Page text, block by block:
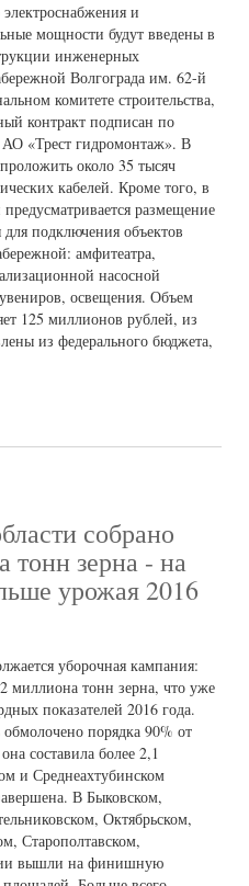
и
мощности будут введены в
инженерных
Волгограда им. 62-й
комитете строительства,
контракт подписан по
«Трест гидромонтаж». В
около 35 тысяч
кабелей. Кроме того, в
размещение
подключения объектов
амфитеатра,
насосной
освещения. Объем
125 миллионов рублей, из
из федерального бюджета,
собрано
тонн зерна - на
урожая 2016
уборочная кампания:
миллиона тонн зерна, что уже
показателей 2016 года.
порядка 90% от
составила более 2,1
и Среднеахтубинском
В Быковском,
Октябрьском,
Старополтавском,
вышли на финишную